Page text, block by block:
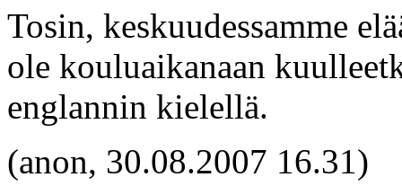
Tosin, keskuudessamme
ole kouluaikanaan
englannin kielellä.
(anon, 30.08.2007 16.31)